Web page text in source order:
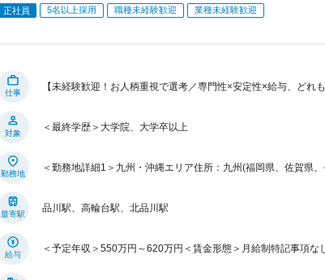
正社員 5名以上採用 職種未経験歓迎 業種未経験歓迎
仕事
【未経験歓迎！お人柄重視で選考／専門性×安定性×給与、ど
対象
＜最終学歴＞大学院、大学卒以上
勤務地
＜勤務地詳細1＞九州・沖縄エリア住所：九州(福岡県、佐賀県
最寄駅
品川駅、高輪台駅、北品川駅
給与
＜予定年収＞550万円～620万円＜賃金形態＞月給制特記事項な